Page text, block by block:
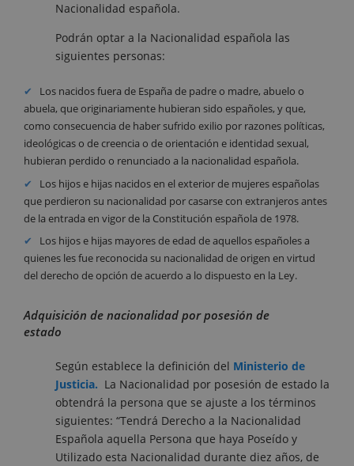
Nacionalidad española.
Podrán optar a la Nacionalidad española las
siguientes personas:
Los nacidos fuera de España de padre o madre, abuelo o
abuela, que originariamente hubieran sido españoles, y que,
como consecuencia de haber sufrido exilio por razones políticas,
ideológicas o de creencia o de orientación e identidad sexual,
hubieran perdido o renunciado a la nacionalidad española.
Los hijos e hijas nacidos en el exterior de mujeres españolas
que perdieron su nacionalidad por casarse con extranjeros antes
de la entrada en vigor de la Constitución española de 1978.
Los hijos e hijas mayores de edad de aquellos españoles a
quienes les fue reconocida su nacionalidad de origen en virtud
del derecho de opción de acuerdo a lo dispuesto en la Ley.
Adquisición de nacionalidad por posesión de
estado
Según establece la definición del Ministerio de
Justicia. La Nacionalidad por posesión de estado la
obtendrá la persona que se ajuste a los términos
siguientes: “Tendrá Derecho a la Nacionalidad
Española aquella Persona que haya Poseído y
Utilizado esta Nacionalidad durante diez años, de